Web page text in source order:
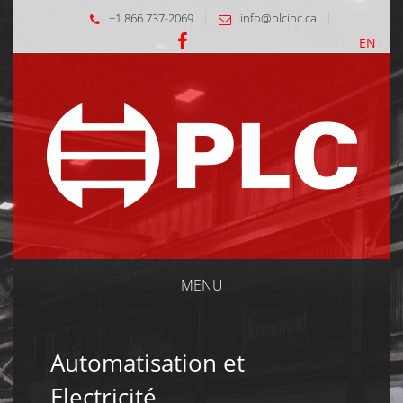
+1 866 737-2069 info@plcinc.ca
EN
MENU
Automatisation et